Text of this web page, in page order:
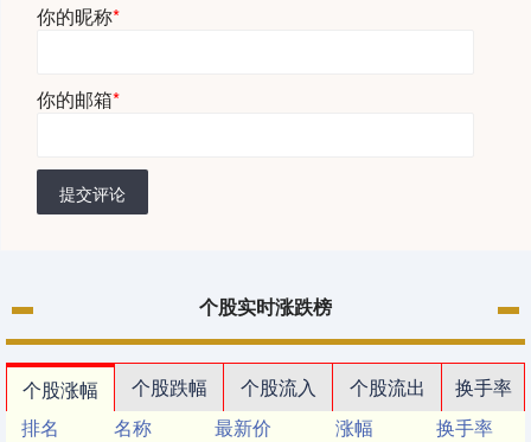
你的昵称*
你的邮箱*
提交评论
个股实时涨跌榜
个股涨幅 个股跌幅 个股流入 个股流出
换手率
排名
名称 最新价 涨幅
换手率